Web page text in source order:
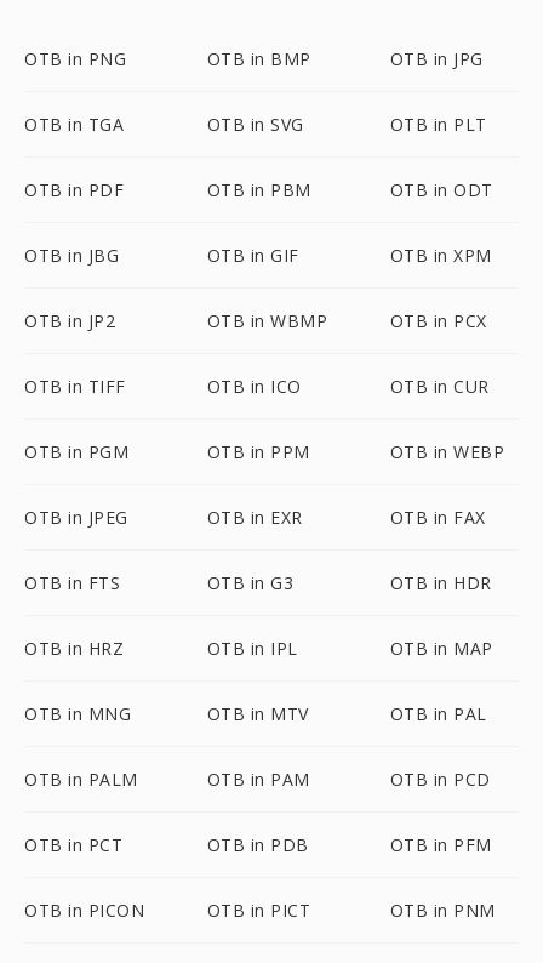
OTB in PNG OTB in BMP OTB in JPG
OTB in TGA OTB in SVG OTB in PLT
OTB in PDF OTB in PBM OTB in ODT
OTB in JBG OTB in GIF OTB in XPM
OTB in JP2 OTB in WBMP OTB in PCX
OTB in TIFF OTB in ICO OTB in CUR
OTB in PGM OTB in PPM OTB in WEBP
OTB in JPEG OTB in EXR OTB in FAX
OTB in FTS OTB in G3 OTB in HDR
OTB in HRZ OTB in IPL OTB in MAP
OTB in MNG OTB in MTV OTB in PAL
OTB in PALM OTB in PAM OTB in PCD
OTB in PCT OTB in PDB OTB in PFM
OTB in PICON OTB in PICT OTB in PNM